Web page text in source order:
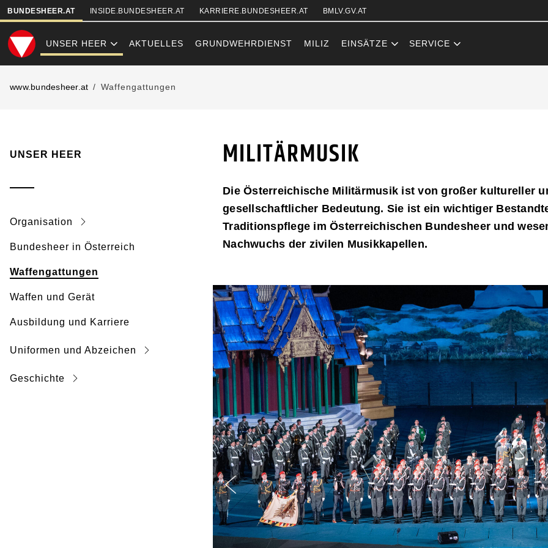
SKIPLINKS
BUNDESHEER.AT INSIDE.BUNDESHEER.AT KARRIERE.BUNDESHEER.AT BMLV.GV.AT
UNSER HEER AKTUELLES GRUNDWEHRDIENST MILIZ EINSÄTZE SERVICE
MILITÄRMUSIK
www.bundesheer.at Waffengattungen
UNSER HEER
Organisation
Bundesheer in Österreich
Waffengattungen
Waffen und Gerät
Ausbildung und Karriere
Uniformen und Abzeichen
Geschichte
MILITÄRMUSIK
Die Österreichische Militärmusik ist von großer kultureller
gesellschaftlicher Bedeutung. Sie ist ein wichtiger
Traditionspflege im Österreichischen Bundesheer und
Nachwuchs der zivilen Musikkapellen.
Vorheriger Slide